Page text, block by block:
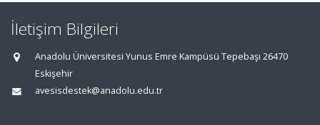
İletişim Bilgileri
Anadolu Üniversitesi Yunus Emre Kampüsü Tepebaşı 26470
Eskişehir
avesisdestek@anadolu.edu.tr